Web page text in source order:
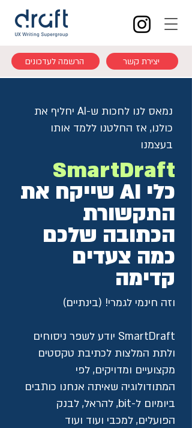
הרשמה לעדכונים יצירת קשר
נמאס לנו לחכות ש-AI יחליף את
כולנו, אז החלטנו ללמד אותו
בעצמנו
SmartDraft
כלי AI שייקח את
התקשורת
הכתובה שלכם
כמה צעדים
קדימה
וזה חינמי לגמרי! (בינתיים)
SmartDraft יודע לשפר ניסוחים
ולתת המלצות לכתיבת טקסטים
מקצועיים ומדויקים, לפי
המתודולוגיה שאיתה אנחנו כותבים
ביומיום ל-bit, להראל, לבנק
הפועלים, למכבי ועוד ועוד